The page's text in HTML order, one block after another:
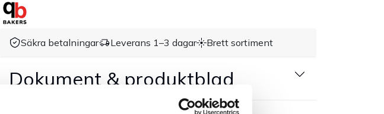
Säkra betalningar Leverans 1–3 dagar Brett sortiment
Dokument & produktblad